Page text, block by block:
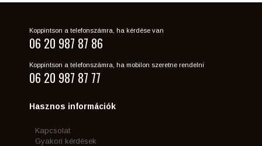
Koppintson a telefonszámra, ha kérdése van
06 20 987 87 86
Koppintson a telefonszámra, ha mobilon szeretne rendelni
06 20 987 87 77
Hasznos információk
Kapcsolat
Gyakori kérdések